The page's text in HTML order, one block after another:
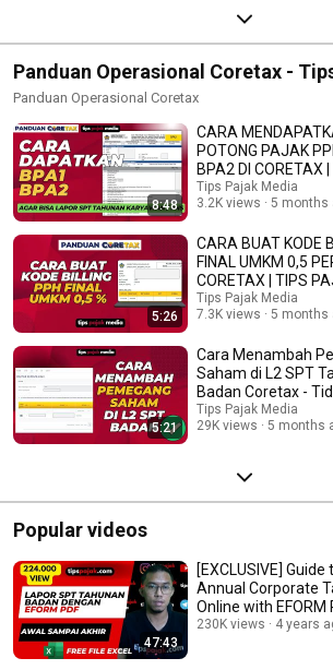
Panduan Operasional Coretax -
Panduan Operasional Coretax
8:48
CARA
POTONG PAJAK
BPA2 DI CORETAX |
PAJAK MEDIA
Tips Pajak Media
3.2K views
5 months
5:26
CARA BUAT KODE
FINAL UMKM 0,5
CORETAX | TIPS
Tips Pajak Media
7.3K views
5 months
5:21
Cara Menambah
Saham di L2 SPT
Badan Coretax -
Menambah
Tips Pajak Media
29K views
5 months
Popular videos
47:43
[EXCLUSIVE] Guide
Annual Corporate
Online with EFORM
230K views 4 years